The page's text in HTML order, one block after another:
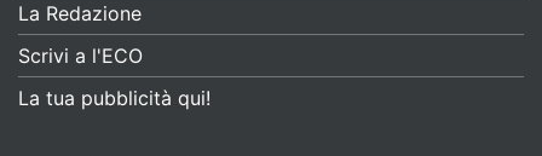
La Redazione
Scrivi a l'ECO
La tua pubblicità qui!